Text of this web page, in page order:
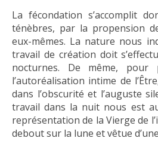
La fécondation s’accomplit
ténèbres, par la propension
eux-mêmes. La nature nous
travail de création doit
nocturnes. De même,
l’autoréalisation intime de
dans l’obscurité et l’auguste
travail dans la nuit nous est
représentation de la Vierge de
debout sur la lune et vêtue